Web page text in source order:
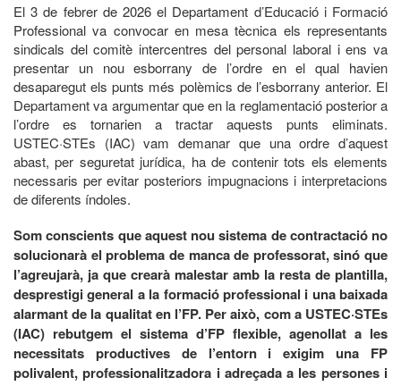
El 3 de febrer de 2026 el Departament d’Educació i Formació
Professional va convocar en mesa tècnica els representants
sindicals del comitè intercentres del personal laboral i ens va
presentar un nou esborrany de l’ordre en el qual havien
desaparegut els punts més polèmics de l’esborrany anterior. El
Departament va argumentar que en la reglamentació posterior a
l’ordre es tornarien a tractar aquests punts eliminats.
USTEC·STEs (IAC) vam demanar que una ordre d’aquest
abast, per seguretat jurídica, ha de contenir tots els elements
necessaris per evitar posteriors impugnacions i interpretacions
de diferents índoles.
Som conscients que aquest nou sistema de contractació no
solucionarà el problema de manca de professorat, sinó que
l’agreujarà, ja que crearà malestar amb la resta de plantilla,
desprestigi general a la formació professional i una baixada
alarmant de la qualitat en l’FP. Per això, com a USTEC·STEs
(IAC) rebutgem el sistema d’FP flexible, agenollat a les
necessitats productives de l’entorn i exigim una FP
polivalent, professionalitzadora i adreçada a les persones i